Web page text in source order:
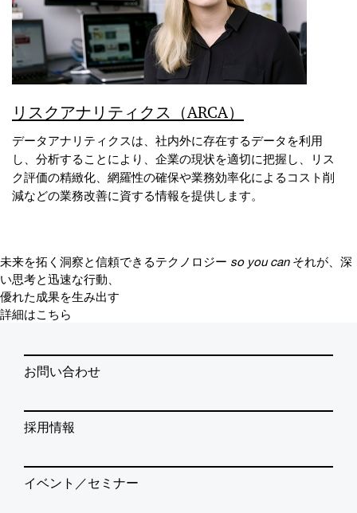
リスクアナリティクス（ARCA）
データアナリティクスは、社内外に存在するデータを利用
し、分析することにより、企業の現状を適切に把握し、リス
ク評価の精緻化、網羅性の確保や業務効率化によるコスト削
減などの業務改善に資する情報を提供します。
未来を拓く洞察と信頼できるテクノロジー so you can それが、深
い思考と迅速な行動、
優れた成果を生み出す
詳細はこちら
お問い合わせ
採用情報
イベント／セミナー